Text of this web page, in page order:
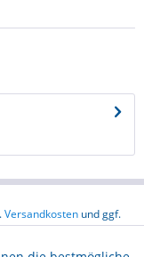
Versandkosten und ggf.